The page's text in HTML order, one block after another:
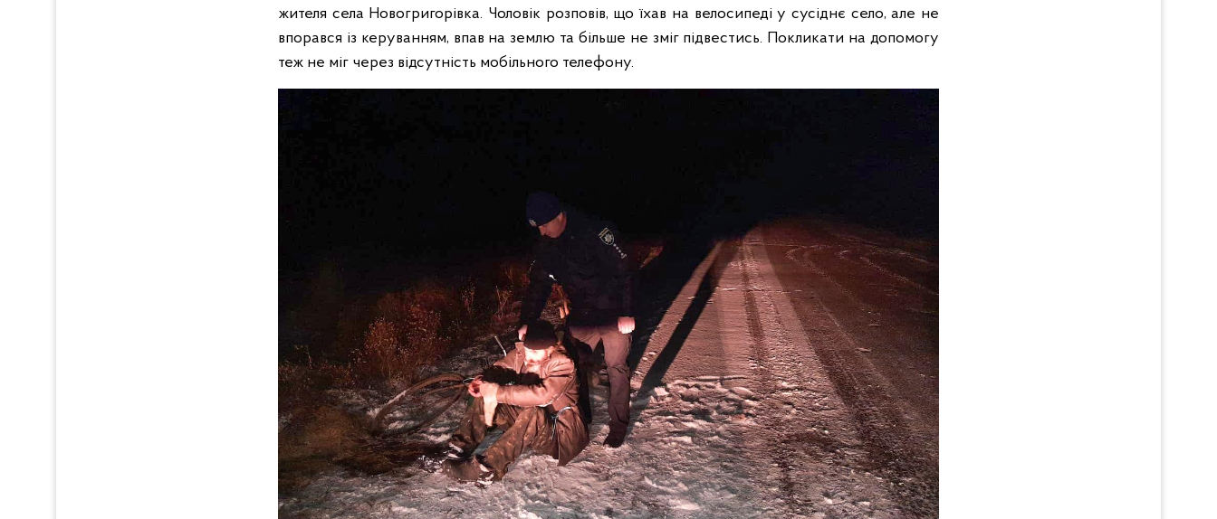
жителя села Новогригорівка. Чоловік розповів, що їхав на велосипеді у сусіднє село, але не
впорався із керуванням, впав на землю та більше не зміг підвестись. Покликати на допомогу
теж не міг через відсутність мобільного телефону.